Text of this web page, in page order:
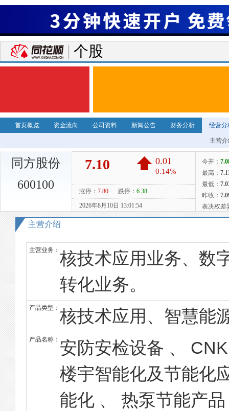
个股
首页概览 资金流向 公司资料 新闻公告 财务分析 经营分
主营
同方股份
600100